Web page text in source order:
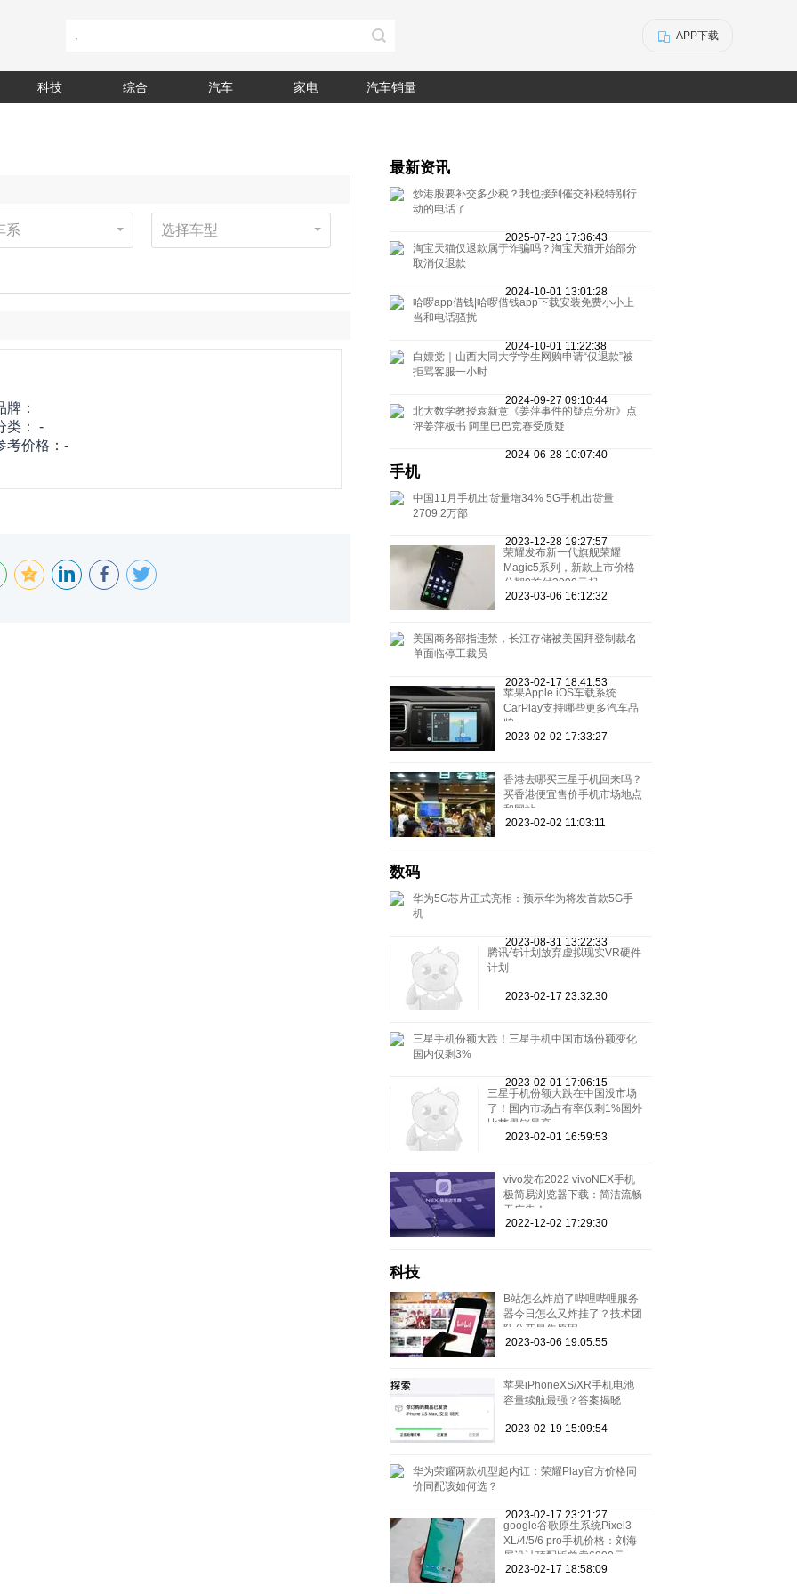
APP下载
科技 综合 汽车 家电 汽车销量
系 选择车型
牌：
类： -
考价格：-
最新资讯
炒港股要补交多少税？我也接到催交补税特别行
动的电话了
2025-07-23 17:36:43
淘宝天猫仅退款属于诈骗吗？淘宝天猫开始部分
取消仅退款
2024-10-01 13:01:28
哈啰app借钱|哈啰借钱app下载安装免费小小上
当和电话骚扰
2024-10-01 11:22:38
白嫖党｜山西大同大学学生网购申请“仅退款”被
拒骂客服一小时
2024-09-27 09:10:44
北大数学教授袁新意《姜萍事件的疑点分析》点
评姜萍板书 阿里巴巴竞赛受质疑
2024-06-28 10:07:40
手机
中国11月手机出货量增34% 5G手机出货量
2709.2万部
2023-12-28 19:27:57
荣耀发布新一代旗舰荣耀
Magic5系列，新款上市价格
分期0首付3999元起
2023-03-06 16:12:32
美国商务部指违禁，长江存储被美国拜登制裁名
单面临停工裁员
2023-02-17 18:41:53
苹果Apple iOS车载系统
CarPlay支持哪些更多汽车品
牌
2023-02-02 17:33:27
香港去哪买三星手机回来吗？
买香港便宜售价手机市场地点
和网站
2023-02-02 11:03:11
数码
华为5G芯片正式亮相：预示华为将发首款5G手
机
2023-08-31 13:22:33
腾讯传计划放弃虚拟现实VR硬件
计划
2023-02-17 23:32:30
三星手机份额大跌！三星手机中国市场份额变化
国内仅剩3%
2023-02-01 17:06:15
三星手机份额大跌在中国没市场
了！国内市场占有率仅剩1%国外
比苹果销量高
2023-02-01 16:59:53
vivo发布2022 vivoNEX手机
极简易浏览器下载：简洁流畅
无广告！
2022-12-02 17:29:30
科技
B站怎么炸崩了哔哩哔哩服务
器今日怎么又炸挂了？技术团
队公开早先原因
2023-03-06 19:05:55
苹果iPhoneXS/XR手机电池
容量续航最强？答案揭晓
2023-02-19 15:09:54
华为荣耀两款机型起内讧：荣耀Play官方价格同
价同配该如何选？
2023-02-17 23:21:27
google谷歌原生系统Pixel3
XL/4/5/6 pro手机价格：刘海
屏设计顶配版曾卖6900元
2023-02-17 18:58:09